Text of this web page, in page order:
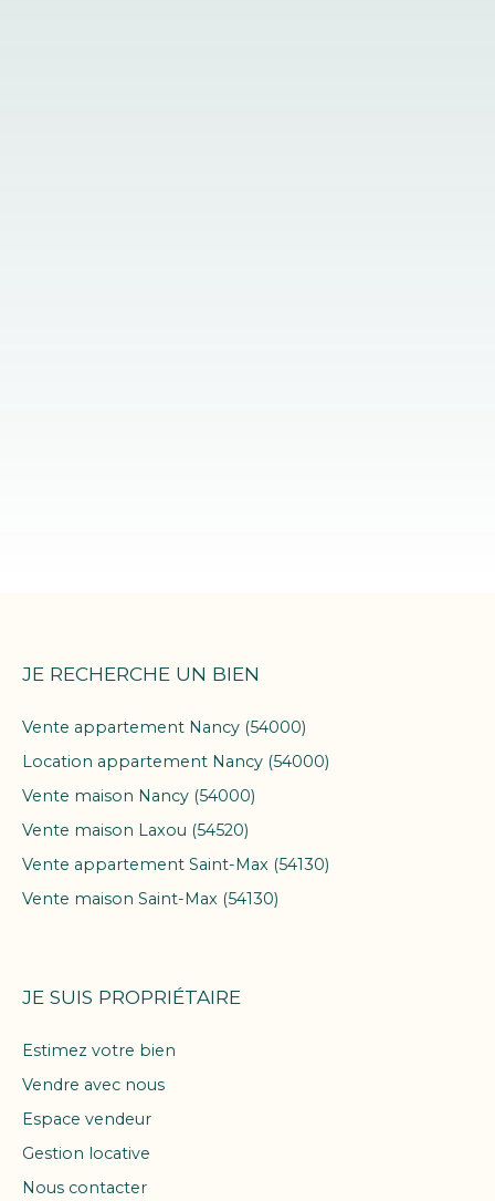
JE RECHERCHE UN BIEN
Vente appartement Nancy (54000)
Location appartement Nancy (54000)
Vente maison Nancy (54000)
Vente maison Laxou (54520)
Vente appartement Saint-Max (54130)
Vente maison Saint-Max (54130)
JE SUIS PROPRIÉTAIRE
Estimez votre bien
Vendre avec nous
Espace vendeur
Gestion locative
Nous contacter